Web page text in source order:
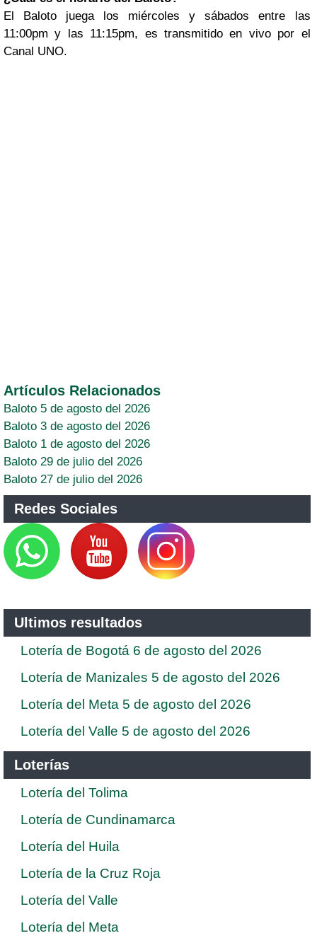
El Baloto juega los miércoles y sábados entre las
11:00pm y las 11:15pm, es transmitido en vivo por el
Canal UNO.
Artículos Relacionados
Baloto 5 de agosto del 2026
Baloto 3 de agosto del 2026
Baloto 1 de agosto del 2026
Baloto 29 de julio del 2026
Baloto 27 de julio del 2026
Redes Sociales
Ultimos resultados
Lotería de Bogotá 6 de agosto del 2026
Lotería de Manizales 5 de agosto del 2026
Lotería del Meta 5 de agosto del 2026
Lotería del Valle 5 de agosto del 2026
Loterías
Lotería del Tolima
Lotería de Cundinamarca
Lotería del Huila
Lotería de la Cruz Roja
Lotería del Valle
Lotería del Meta